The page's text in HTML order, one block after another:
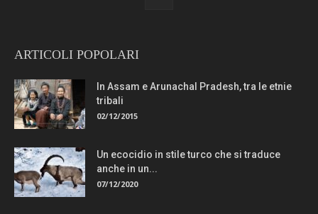
ARTICOLI POPOLARI
In Assam e Arunachal Pradesh, tra le etnie
tribali
02/12/2015
Un ecocidio in stile turco che si traduce
anche in un...
07/12/2020